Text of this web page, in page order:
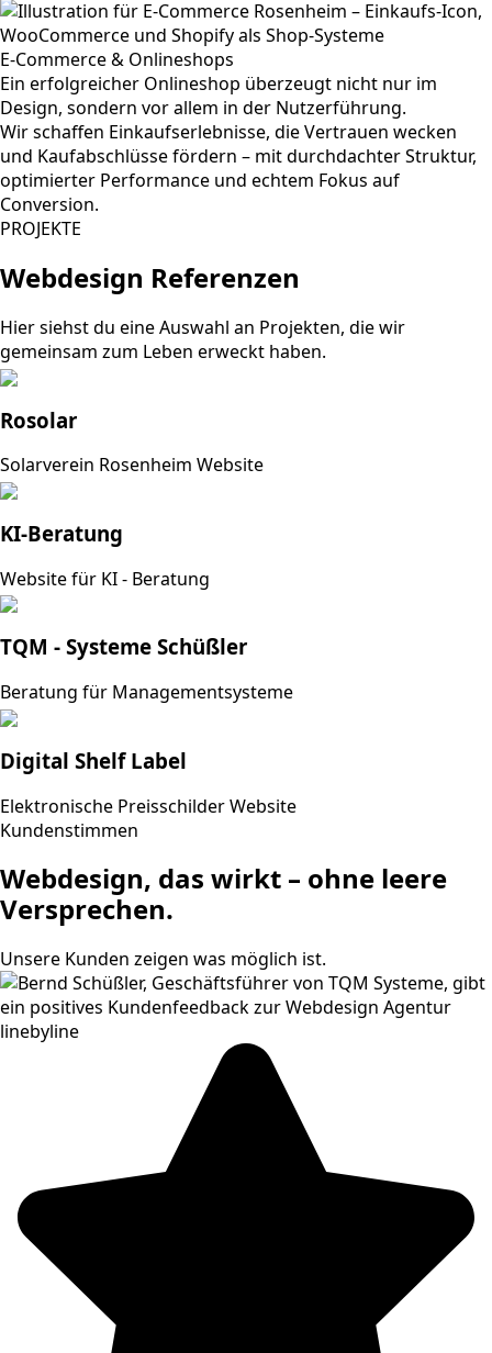
E-Commerce & Onlineshops
Ein erfolgreicher Onlineshop überzeugt nicht nur im
Design, sondern vor allem in der Nutzerführung.
Wir schaffen Einkaufserlebnisse, die Vertrauen wecken
und Kaufabschlüsse fördern – mit durchdachter Struktur,
optimierter Performance und echtem Fokus auf
Conversion.
PROJEKTE
Webdesign Referenzen
Hier siehst du eine Auswahl an Projekten, die wir
gemeinsam zum Leben erweckt haben.
Rosolar
Solarverein Rosenheim Website
KI-Beratung
Website für KI - Beratung
TQM - Systeme Schüßler
Beratung für Managementsysteme
Digital Shelf Label
Elektronische Preisschilder Website
Kundenstimmen
Webdesign, das wirkt – ohne leere
Versprechen.
Unsere Kunden zeigen was möglich ist.